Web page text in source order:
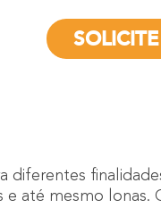
diferentes
e até mesmo lonas.